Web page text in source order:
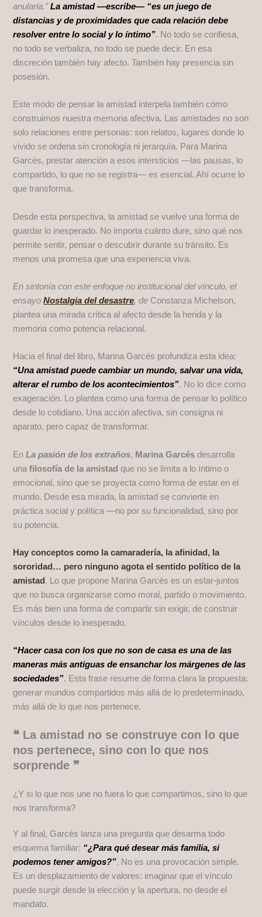
anularla.”La amistad —escribe— “es un juego de
distancias y de proximidades que cada relación debe
resolver entre lo social y lo íntimo”. No todo se confiesa,
no todo se verbaliza, no todo se puede decir. En esa
discreción también hay afecto. También hay presencia sin
posesión.
Este modo de pensar la amistad interpela también cómo
construimos nuestra memoria afectiva. Las amistades no son
solo relaciones entre personas: son relatos, lugares donde lo
vivido se ordena sin cronología ni jerarquía. Para Marina
Garcés, prestar atención a esos intersticios —las pausas, lo
compartido, lo que no se registra— es esencial. Ahí ocurre lo
que transforma.
Desde esta perspectiva, la amistad se vuelve una forma de
guardar lo inesperado. No importa cuánto dure, sino qué nos
permite sentir, pensar o descubrir durante su tránsito. Es
menos una promesa que una experiencia viva.
En sintonía con este enfoque no institucional del vínculo, el
ensayoNostalgia del desastre, de Constanza Michelson,
plantea una mirada crítica al afecto desde la herida y la
memoria como potencia relacional.
Hacia el final del libro, Marina Garcés profundiza esta idea:
“Una amistad puede cambiar un mundo, salvar una vida,
alterar el rumbo de los acontecimientos”. No lo dice como
exageración. Lo plantea como una forma de pensar lo político
desde lo cotidiano. Una acción afectiva, sin consigna ni
aparato, pero capaz de transformar.
EnLa pasión de los extraños, Marina Garcés desarrolla
unafilosofía de la amistad que no se limita a lo íntimo o
emocional, sino que se proyecta como forma de estar en el
mundo. Desde esa mirada, la amistad se convierte en
práctica social y política —no por su funcionalidad, sino por
su potencia.
Hay conceptos como la camaradería, la afinidad, la
sororidad… pero ninguno agota el sentido político de la
amistad . Lo que propone Marina Garcés es un estar-juntos
que no busca organizarse como moral, partido o movimiento.
Es más bien una forma de compartir sin exigir, de construir
vínculos desde lo inesperado.
“Hacer casa con los que no son de casa es una de las
maneras más antiguas de ensanchar los márgenes de las
sociedades”. Esta frase resume de forma clara la propuesta:
generar mundos compartidos más allá de lo predeterminado,
más allá de lo que nos pertenece.
❝ La amistad no se construye con lo que
nos pertenece, sino con lo que nos
sorprende ❞
¿Y si lo que nos une no fuera lo que compartimos, sino lo que
nos transforma?
Y al final, Garcés lanza una pregunta que desarma todo
esquema familiar: “¿Para qué desear más familia, si
podemos tener amigos?”. No es una provocación simple.
Es un desplazamiento de valores: imaginar que el vínculo
puede surgir desde la elección y la apertura, no desde el
mandato.